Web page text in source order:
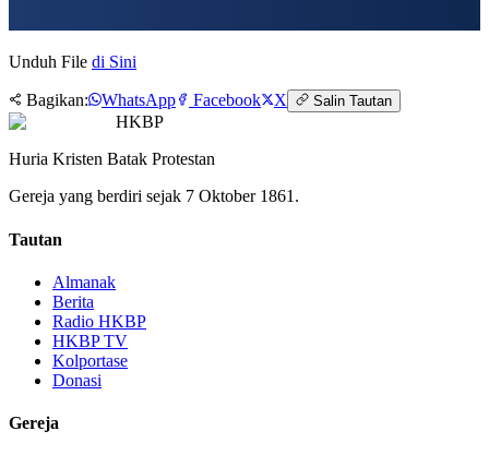
Unduh File di Sini
Bagikan: WhatsApp Facebook X Salin Tautan
HKBP
Huria Kristen Batak Protestan
Gereja yang berdiri sejak 7 Oktober 1861.
Tautan
Almanak
Berita
Radio HKBP
HKBP TV
Kolportase
Donasi
Gereja